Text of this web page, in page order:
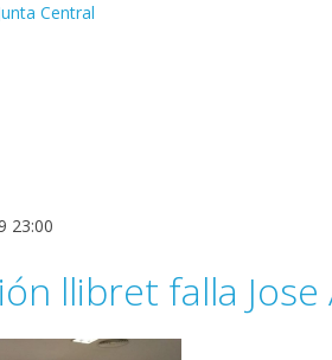
Central
23:00
llibret falla